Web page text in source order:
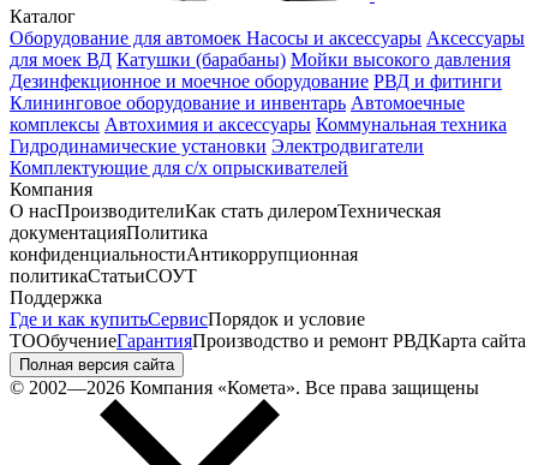
Каталог
Оборудование для автомоек Насосы и аксессуары Аксессуары
для моек ВД Катушки (барабаны) Мойки высокого давления
Дезинфекционное и моечное оборудование РВД и фитинги
Клининговое оборудование и инвентарь Автомоечные
комплексы Автохимия и аксессуары Коммунальная техника
Гидродинамические установки Электродвигатели
Комплектующие для с/х опрыскивателей
Компания
О насПроизводителиКак стать дилеромТехническая
документацияПолитика
конфиденциальностиАнтикоррупционная
политикаСтатьиСОУТ
Поддержка
Где и как купитьСервисПорядок и условие
ТООбучениеГарантияПроизводство и ремонт РВДКарта сайта
Полная версия сайта
© 2002—2026 Компания «Комета». Все права защищены